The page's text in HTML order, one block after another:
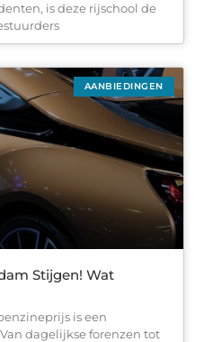
is deze rijschool de
AANBIEDINGEN
Stijgen! Wat
is een
dagelijkse forenzen tot